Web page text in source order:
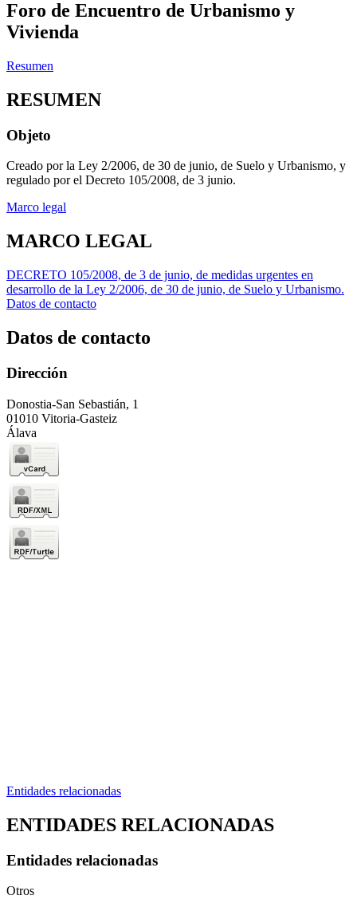
Foro de Encuentro de Urbanismo y
Vivienda
Resumen
RESUMEN
Objeto
Creado por la Ley 2/2006, de 30 de junio, de Suelo y Urbanismo, y
regulado por el Decreto 105/2008, de 3 junio.
Marco legal
MARCO LEGAL
DECRETO 105/2008, de 3 de junio, de medidas urgentes en
desarrollo de la Ley 2/2006, de 30 de junio, de Suelo y Urbanismo.
Datos de contacto
Datos de contacto
Dirección
Donostia-San Sebastián, 1
01010 Vitoria-Gasteiz
Álava
Entidades relacionadas
ENTIDADES RELACIONADAS
Entidades relacionadas
Otros